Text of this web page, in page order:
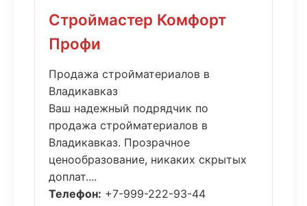
Строймастер Комфорт
Профи
Продажа стройматериалов в
Владикавказ
Ваш надежный подрядчик по
продажа стройматериалов в
Владикавказ. Прозрачное
ценообразование, никаких скрытых
доплат....
Телефон: +7-999-222-93-44